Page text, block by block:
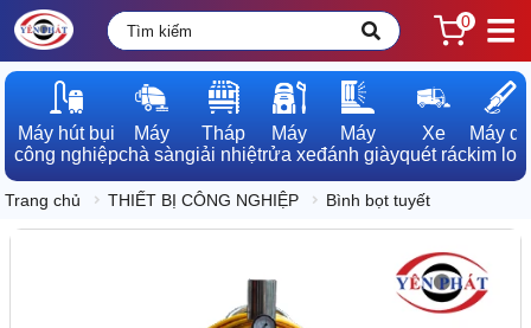
0
Máy hút bụi
công nghiệp
Máy
chà sàn
Tháp
giải nhiệt
Máy
rửa xe
Máy
đánh giày
Xe
quét rác
Máy dò
kim loại
Trang chủ THIẾT BỊ CÔNG NGHIỆP Bình bọt tuyết